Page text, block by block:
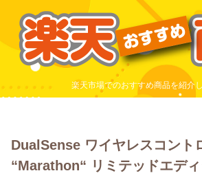
楽天市場でのおすすめ商品を紹介
DualSense ワイヤレスコント
“Marathon“ リミテッドエデ